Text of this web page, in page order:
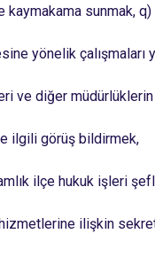
kaymakama sunmak,
yönelik çalışmaları
ve diğer
ilgili görüş bildirmek,
ilçe hukuk işleri
ilişkin